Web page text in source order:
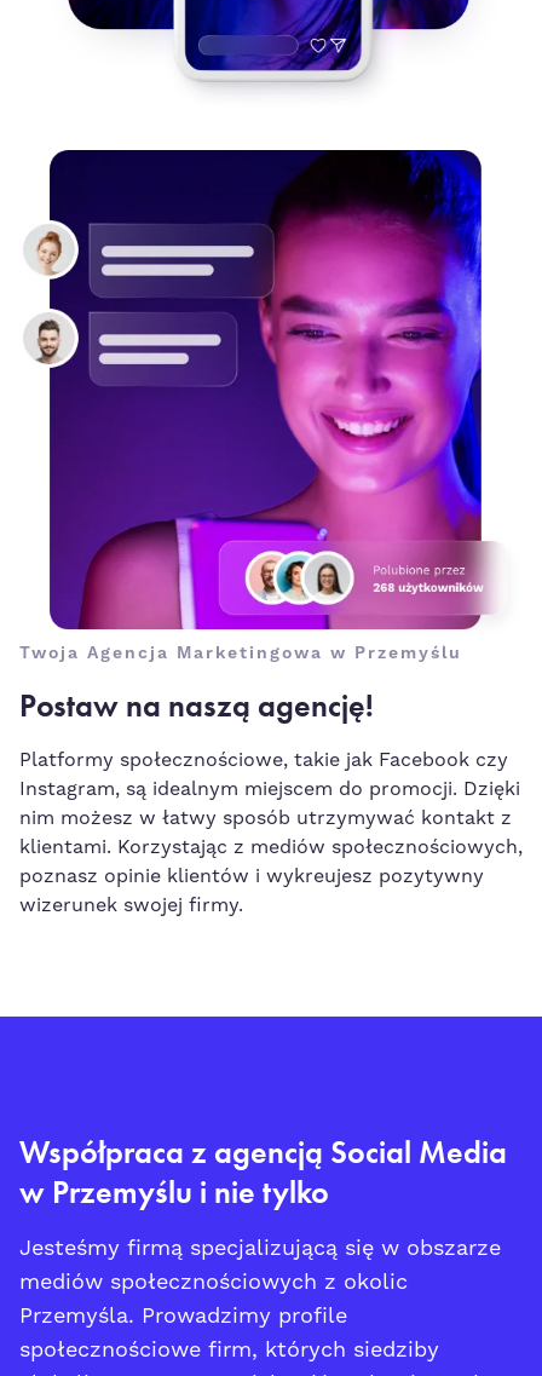
Twoja Agencja Marketingowa w Przemyślu
Postaw na naszą agencję!
Platformy społecznościowe, takie jak Facebook czy
Instagram, są idealnym miejscem do promocji. Dzięki
nim możesz w łatwy sposób utrzymywać kontakt z
klientami. Korzystając z mediów społecznościowych,
poznasz opinie klientów i wykreujesz pozytywny
wizerunek swojej firmy.
Współpraca z agencją Social Media
w Przemyślu i nie tylko
Jesteśmy firmą specjalizującą się w obszarze
mediów społecznościowych z okolic
Przemyśla. Prowadzimy profile
społecznościowe firm, których siedziby